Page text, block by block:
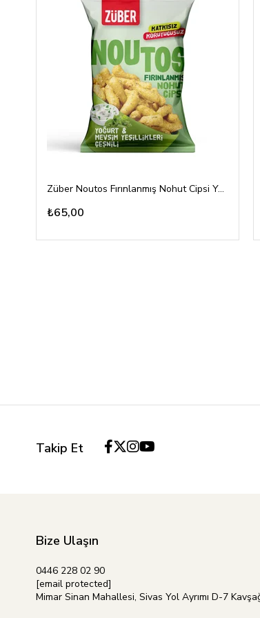
Züber Noutos Fırınlanmış Nohut Cipsi Yoğurt Mevsim Yeşillikleri 55gr
₺65,00
Takip Et
Bize Ulaşın
0446 228 02 90
[email protected]
Mimar Sinan Mahallesi, Sivas Yol Ayrımı D-7